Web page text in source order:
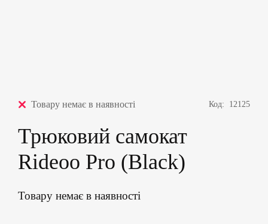
Товару немає в наявності Код: 12125
Трюковий самокат
Rideoo Pro (Black)
Товару немає в наявності